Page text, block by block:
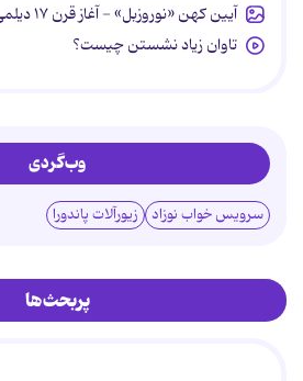
آیین کهن «نوروزبل» - آغاز قرن ۱۷ دیلمی
تاوان زیاد نشستن چیست؟
وب‌گردی
سرویس خواب نوزاد زیورآلات پاندورا
پربحث‌ها